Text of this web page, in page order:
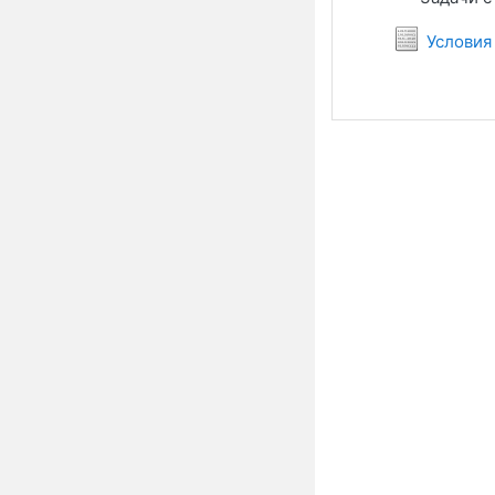
Условия